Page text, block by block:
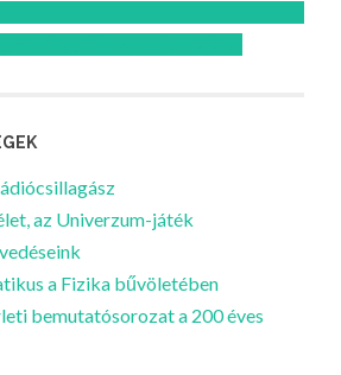
az Univerzum-játék
a Fizika bűvöletében
bemutatósorozat a 200 éves